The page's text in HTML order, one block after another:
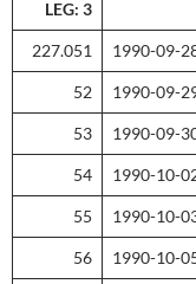
LEG: 3
227.051 1990-09-
52 1990-09-
53 1990-09-
54 1990-10-
55 1990-10-
56 1990-10-